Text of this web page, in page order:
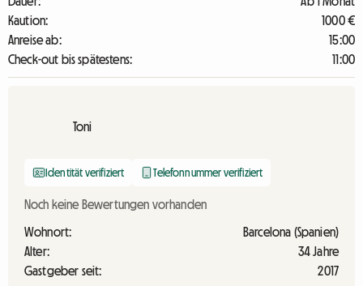
Kaution:
1000 €
Anreise ab:
15:00
Check-out bis spätestens:
11:00
Toni
Identität verifiziert Telefonnummer verifiziert
Noch keine Bewertungen vorhanden
Wohnort:
Barcelona (Spanien)
Alter:
34 Jahre
Gastgeber seit:
2017